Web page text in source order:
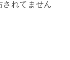
れてません